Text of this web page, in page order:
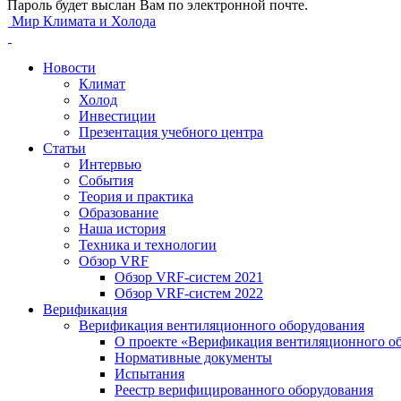
Пароль будет выслан Вам по электронной почте.
Мир Климата и Холода
Новости
Климат
Холод
Инвестиции
Презентация учебного центра
Статьи
Интервью
События
Теория и практика
Образование
Наша история
Техника и технологии
Обзор VRF
Обзор VRF-систем 2021
Обзор VRF-систем 2022
Верификация
Верификация вентиляционного оборудования
О проекте «Верификация вентиляционного
Нормативные документы
Испытания
Реестр верифицированного оборудования